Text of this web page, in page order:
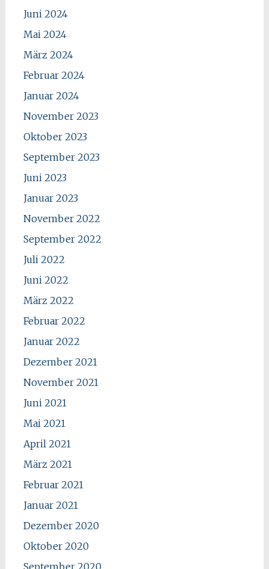
Juni 2024
Mai 2024
März 2024
Februar 2024
Januar 2024
November 2023
Oktober 2023
September 2023
Juni 2023
Januar 2023
November 2022
September 2022
Juli 2022
Juni 2022
März 2022
Februar 2022
Januar 2022
Dezember 2021
November 2021
Juni 2021
Mai 2021
April 2021
März 2021
Februar 2021
Januar 2021
Dezember 2020
Oktober 2020
September 2020